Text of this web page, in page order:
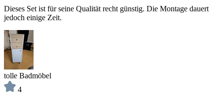
Dieses Set ist für seine Qualität recht günstig. Die Montage dauert
jedoch einige Zeit.
tolle Badmöbel
4